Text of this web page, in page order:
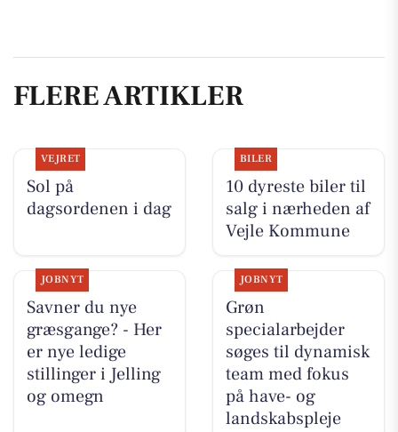
FLERE ARTIKLER
VEJRET
Sol på
dagsordenen i dag
BILER
10 dyreste biler til
salg i nærheden af
Vejle Kommune
JOBNYT
Savner du nye
græsgange? - Her
er nye ledige
stillinger i Jelling
og omegn
JOBNYT
Grøn
specialarbejder
søges til dynamisk
team med fokus
på have- og
landskabspleje